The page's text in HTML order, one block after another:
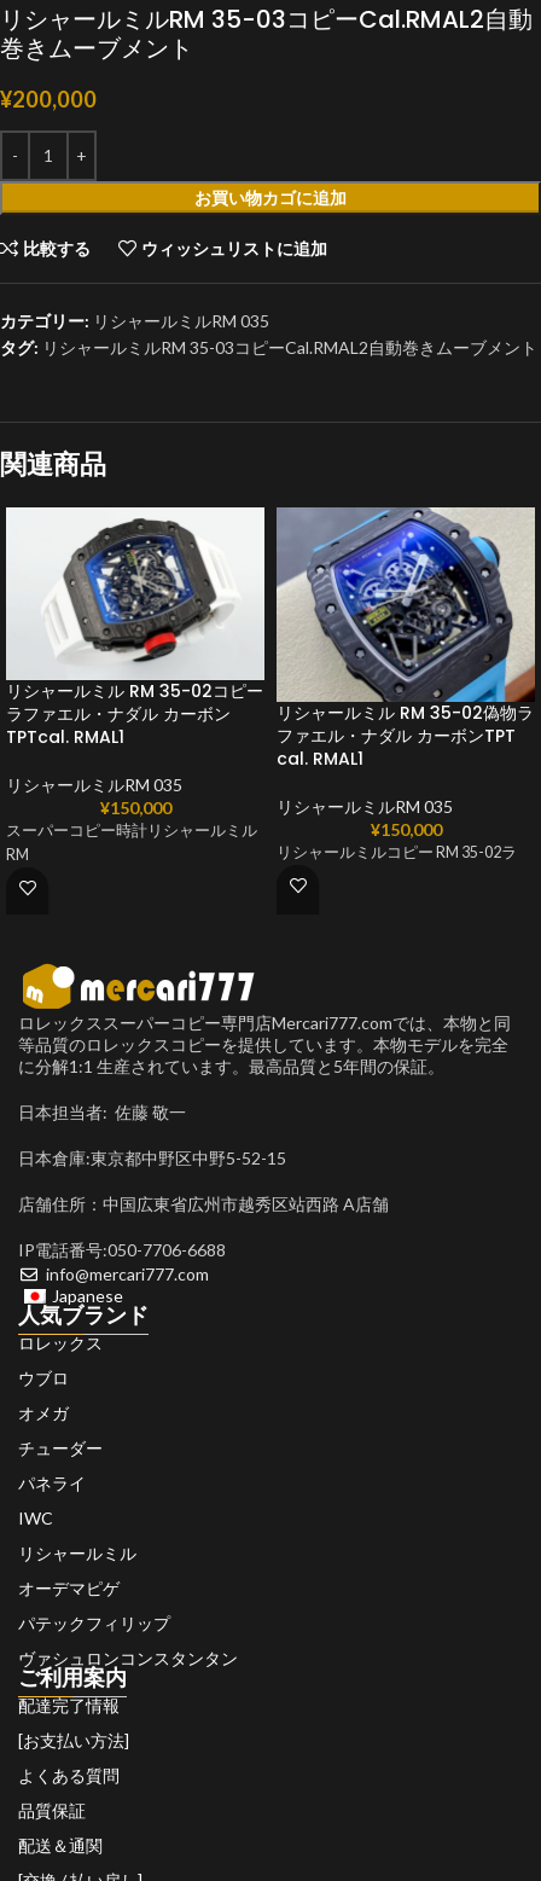
リシャールミルRM 35-03コピーCal.RMAL2自動
巻きムーブメント
¥200,000
お買い物カゴに追加
比較する ウィッシュリストに追加
カテゴリー: リシャールミルRM 035
タグ: リシャールミルRM 35-03コピーCal.RMAL2自動巻きムーブメント
関連商品
リシャールミル RM 35-02コピー
ラファエル・ナダル カーボン
TPTcal. RMAL1
リシャールミルRM 035
¥150,000
スーパーコピー時計リシャールミル
RM
リシャールミル RM 35-02偽物ラ
ファエル・ナダル カーボンTPT
cal. RMAL1
リシャールミルRM 035
¥150,000
リシャールミルコピー RM 35-02ラ
ロレックススーパーコピー専門店Mercari777.comでは、本物と同
等品質のロレックスコピーを提供しています。本物モデルを完全
に分解1:1 生産されています。最高品質と5年間の保証。
日本担当者: 佐藤 敬一
日本倉庫:東京都中野区中野5-52-15
店舗住所：中国広東省広州市越秀区站西路 A店舗
IP電話番号:050-7706-6688
info@mercari777.com
Japanese
人気ブランド
ロレックス
ウブロ
オメガ
チューダー
パネライ
IWC
リシャールミル
オーデマピゲ
パテックフィリップ
ヴァシュロンコンスタンタン
ご利用案内
配達完了情報
[お支払い方法]
よくある質問
品質保証
配送＆通関